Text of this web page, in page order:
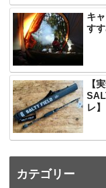
キ
す
【
レ】
カテゴリー